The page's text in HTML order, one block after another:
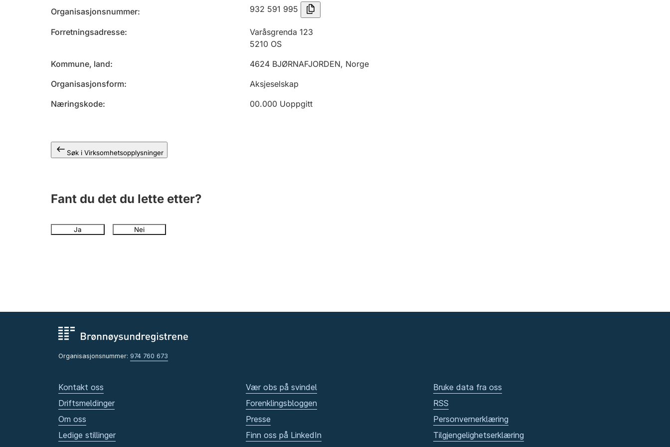
Organisasjonsnummer 932 591 995
Forretningsadresse
Varåsgrenda 123
5210 OS
Kommune, land
4624 BJØRNAFJORDEN, Norge
Organisasjonsform
Aksjeselskap
Næringskode
00.000 Uoppgitt
Søk i Virksomhetsopplysninger
Fant du det du lette etter?
Ja Nei
Organisasjonsnummer: 974 760 673
Kontakt oss
Driftsmeldinger
Om oss
Ledige stillinger
Vær obs på svindel
Forenklingsbloggen
Presse
Finn oss på LinkedIn
Bruke data fra oss
RSS
Personvernerklæring
Tilgjengelighetserklæring